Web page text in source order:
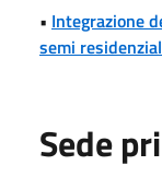
• Integrazione
semi
Sede